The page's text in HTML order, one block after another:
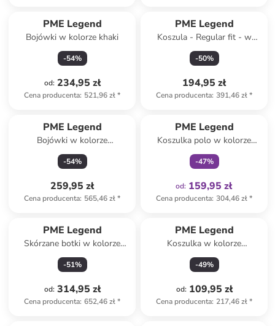
PME Legend
Bojówki w kolorze khaki
-54%
od: 234,95 zł
Cena producenta: 521,96 zł*
PME Legend
Koszula - Regular fit - w
kolorze granatowym
-50%
194,95 zł
Cena producenta: 391,46 zł*
PME Legend
Bojówki w kolorze
karmelowym
-54%
259,95 zł
Cena producenta: 565,46 zł*
PME Legend
Koszulka polo w kolorze
granatowym
-47%
od: 159,95 zł
Cena producenta: 304,46 zł*
PME Legend
Skórzane botki w kolorze
czarnym
-51%
od: 314,95 zł
Cena producenta: 652,46 zł*
PME Legend
Koszulka w kolorze
granatowym
-49%
od: 109,95 zł
Cena producenta: 217,46 zł*